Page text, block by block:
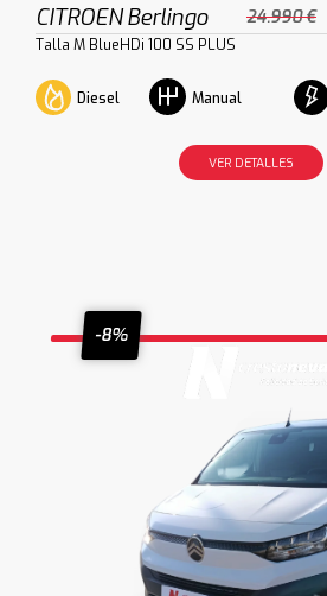
CITROEN Berlingo 24.990 €
Talla M BlueHDi 100 SS PLUS
Diesel Manual
VER DETALLES
-8%